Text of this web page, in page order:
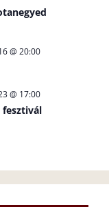
@ 20:00
@ 17:00
fesztivál